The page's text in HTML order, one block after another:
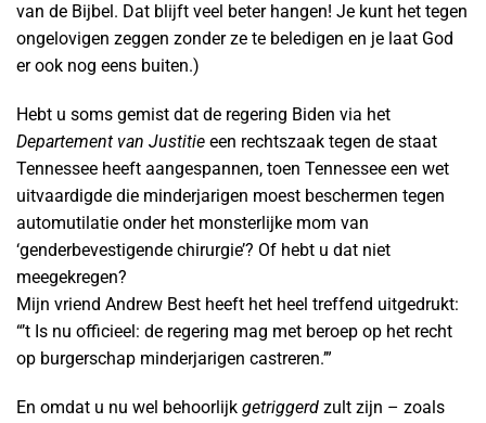
van de Bijbel. Dat blijft veel beter hangen! Je kunt het tegen
ongelovigen zeggen zonder ze te beledigen en je laat God
er ook nog eens buiten.)
Hebt u soms gemist dat de regering Biden via het
Departement van Justitie een rechtszaak tegen de staat
Tennessee heeft aangespannen, toen Tennessee een wet
uitvaardigde die minderjarigen moest beschermen tegen
automutilatie onder het monsterlijke mom van
‘genderbevestigende chirurgie’? Of hebt u dat niet
meegekregen?
Mijn vriend Andrew Best heeft het heel treffend uitgedrukt:
“’t Is nu officieel: de regering mag met beroep op het recht
op burgerschap minderjarigen castreren.’”
En omdat u nu wel behoorlijk getriggerd zult zijn – zoals